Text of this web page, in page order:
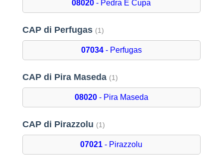
08020 - Pedra E Cupa
CAP di Perfugas (1)
07034- Perfugas
CAP di Pira Maseda (1)
08020- Pira Maseda
CAP di Pirazzolu (1)
07021 - Pirazzolu